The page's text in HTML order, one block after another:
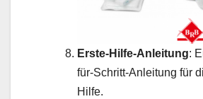
Erste-Hilfe-Anleitung:
für-Schritt-Anleitung für
Hilfe.